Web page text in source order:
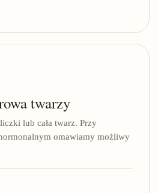
twarzy
lub cała twarz. Przy
omawiamy możliwy